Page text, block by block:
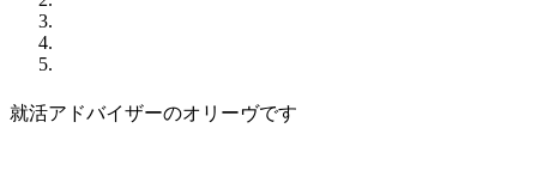
就活アドバイザーのオリーヴです